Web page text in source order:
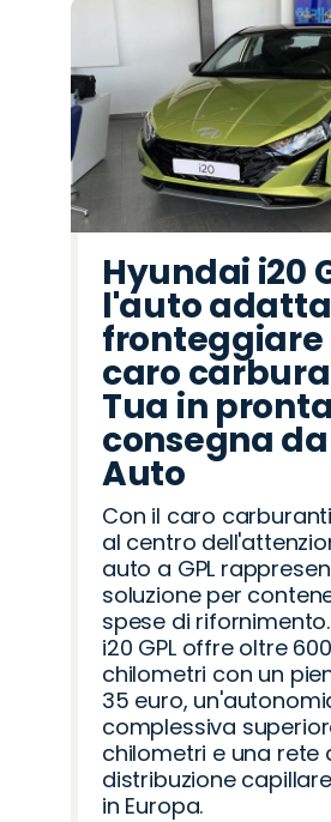
Hyundai i20
l'auto
fronteggiare
caro
Tua in pronta
consegna
Auto
Con il caro
al centro
auto a GPL
soluzione per
spese di
i20 GPL offre oltre 600
chilometri con un
35 euro,
complessiva
chilometri e una rete
distribuzione
in Europa.